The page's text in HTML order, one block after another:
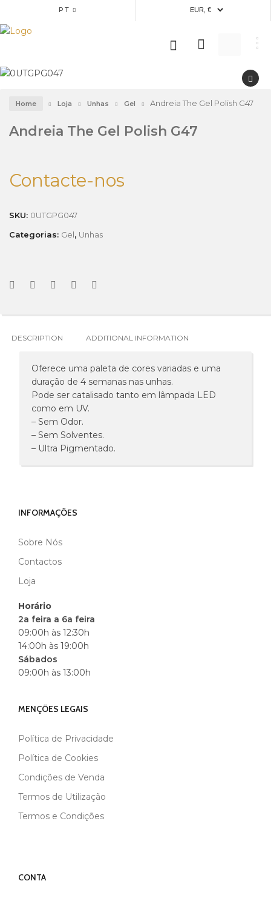
PT
Home Loja Unhas Gel Andreia The Gel Polish G47
Andreia The Gel Polish G47
Contacte-nos
SKU: 0UTGPG047
Categorias: Gel, Unhas
DESCRIPTION ADDITIONAL INFORMATION
Oferece uma paleta de cores variadas e uma
duração de 4 semanas nas unhas.
Pode ser catalisado tanto em lâmpada LED
como em UV.
– Sem Odor.
– Sem Solventes.
– Ultra Pigmentado.
MARCA
INFORMAÇÕES
Sobre Nós
Contactos
Loja
Horário
2a feira a 6a feira
09:00h às 12:30h
14:00h às 19:00h
Sábados
09:00h às 13:00h
MENÇÕES LEGAIS
Política de Privacidade
Política de Cookies
Condições de Venda
Termos de Utilização
Termos e Condições
CONTA